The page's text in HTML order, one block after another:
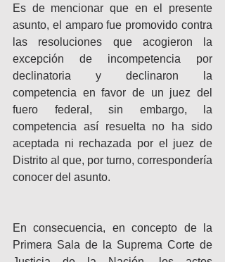
Es de mencionar que en el presente
asunto, el amparo fue promovido contra
las resoluciones que acogieron la
excepción de incompetencia por
declinatoria y declinaron la
competencia en favor de un juez del
fuero federal, sin embargo, la
competencia así resuelta no ha sido
aceptada ni rechazada por el juez de
Distrito al que, por turno, correspondería
conocer del asunto.
En consecuencia, en concepto de la
Primera Sala de la Suprema Corte de